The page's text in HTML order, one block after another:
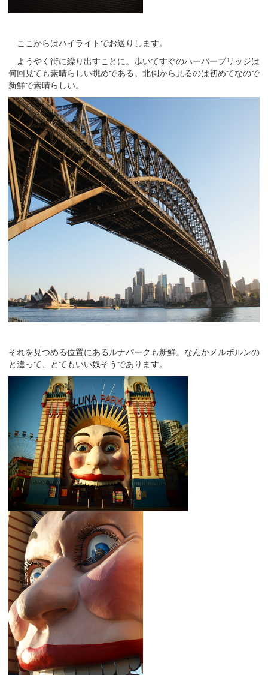
ここからはハイライトでお送りします。
ようやく街に繰り出すことに。歩いてすぐのハーバーブリッジは
何回見ても素晴らしい眺めである。北側から見るのは初めてなので
新鮮で素晴らしい。
それを見つめる位置にあるルナパークも新鮮。なんかメルボルンの
と違って、とてもいい奴そうであります。